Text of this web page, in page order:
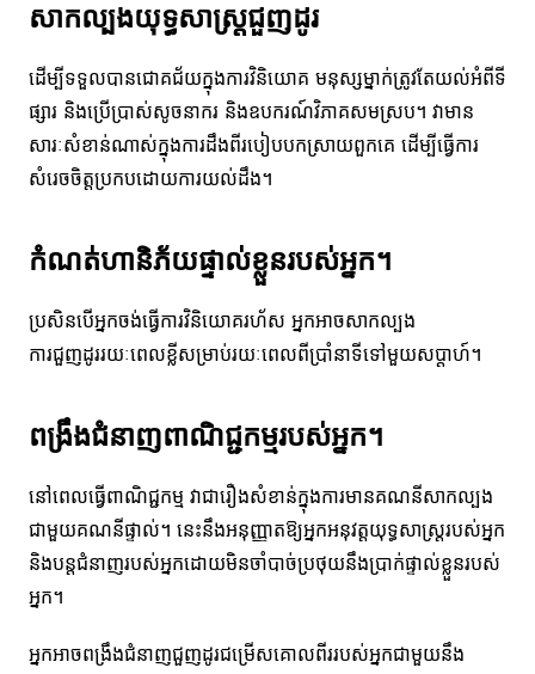
សាកល្បងយុទ្ធសាស្រ្តជួញដូរ
ដើម្បីទទួលបានជោគជ័យក្នុងការវិនិយោគ មនុស្សម្នាក់ត្រូវតែយល់អំពីទី
ផ្សារ និងប្រើប្រាស់សូចនាករ និងឧបករណ៍វិភាគសមស្រប។ វាមាន
សារៈសំខាន់ណាស់ក្នុងការដឹងពីរបៀបបកស្រាយពួកគេ ដើម្បីធ្វើការ
សំរេចចិត្តប្រកបដោយការយល់ដឹង។
កំណត់ហានិភ័យផ្ទាល់ខ្លួនរបស់អ្នក។
ប្រសិនបើអ្នកចង់ធ្វើការវិនិយោគរហ័ស អ្នកអាចសាកល្បង
ការជួញដូររយៈពេលខ្លីសម្រាប់រយៈពេលពីប្រាំនាទីទៅមួយសប្តាហ៍។
ពង្រឹងជំនាញពាណិជ្ជកម្មរបស់អ្នក។
នៅពេលធ្វើពាណិជ្ជកម្ម វាជារឿងសំខាន់ក្នុងការមានគណនីសាកល្បង
ជាមួយគណនីផ្ទាល់។ នេះនឹងអនុញ្ញាតឱ្យអ្នកអនុវត្តយុទ្ធសាស្រ្តរបស់អ្នក
និងបន្តជំនាញរបស់អ្នកដោយមិនចាំបាច់ប្រថុយនឹងប្រាក់ផ្ទាល់ខ្លួនរបស់
អ្នក។
អ្នកអាចពង្រឹងជំនាញជួញដូរជម្រើសគោលពីររបស់អ្នកជាមួយនឹង